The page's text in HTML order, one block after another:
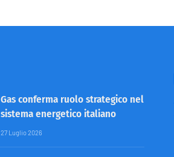
Gas conferma ruolo strategico nel
sistema energetico italiano
27 Luglio 2026